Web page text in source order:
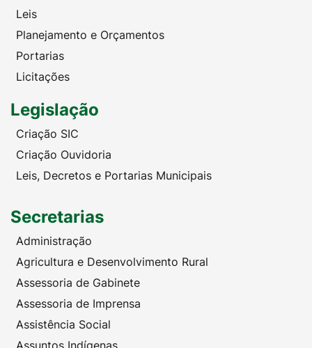
Leis
Planejamento e Orçamentos
Portarias
Licitações
Legislação
Criação SIC
Criação Ouvidoria
Leis, Decretos e Portarias Municipais
Secretarias
Administração
Agricultura e Desenvolvimento Rural
Assessoria de Gabinete
Assessoria de Imprensa
Assistência Social